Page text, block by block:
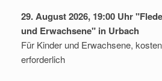
29. August 2026, 19:00 Uhr
und Erwachsene" in Urbach
Für Kinder und Erwachsene,
erforderlich